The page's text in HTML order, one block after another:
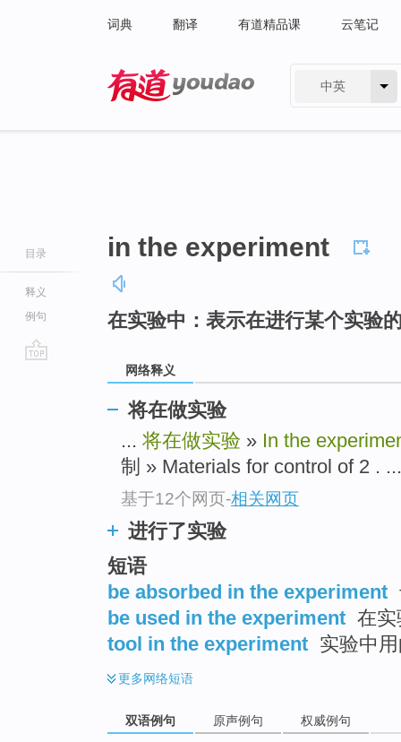
词典 翻译 有道精品课 云笔记
中英
目录
释义
例句
in the experiment
在实验中：表示在进行某个实验
网络释义
将在做实验
... 将在做实验 » In the
制 » Materials for control of 2 . ...
基于12个网页-相关网页
进行了实验
短语
be absorbed in the experiment
be used in the experiment 在
tool in the experiment 实验中
更多网络短语
双语例句 原声例句 权威例句